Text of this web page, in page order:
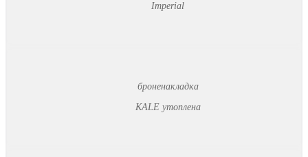
Imperial
броненакладка
KALE утоплена